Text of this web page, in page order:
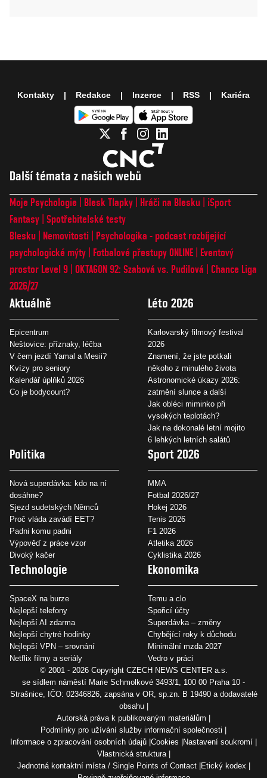
Další témata z našich webů
Moje Psychologie Blesk Tlapky Hráči na Blesku
iSport
Fantasy Spotřebitelské testy
Blesku
Nemovitosti
Psychologika - podcast rozbíjející
psychologické mýty
Fotbalové přestupy ONLINE
Eventový
prostor Level 9 OKTAGON 92: Szabová vs. Pudilová
Chance Liga
2026/27
Aktuálně
Epicentrum
Neštovice: příznaky, léčba
V čem jezdí Yamal a Mesii?
Kvízy pro seniory
Kalendář úplňků 2026
Co je bodycount?
Léto 2026
Karlovarský filmový festival
2026
Znamení, že jste potkali
někoho z minulého života
Astronomické úkazy 2026:
zatmění slunce a další
Jak obléci miminko při
vysokých teplotách?
Jak na dokonalé letní mojito
6 lehkých letních salátů
Politika
Nová superdávka: kdo na ní
dosáhne?
Sjezd sudetských Němců
Proč vláda zavádí EET?
Padni komu padni
Výpověď z práce vzor
Divoký kačer
Sport 2026
MMA
Fotbal 2026/27
Hokej 2026
Tenis 2026
F1 2026
Atletika 2026
Cyklistika 2026
Technologie
SpaceX na burze
Nejlepší telefony
Nejlepší AI zdarma
Nejlepší chytré hodinky
Nejlepší VPN – srovnání
Netflix filmy a seriály
Ekonomika
Temu a clo
Spořicí účty
Superdávka – změny
Chybějící roky k důchodu
Minimální mzda 2027
Vedro v práci
Kontakty Redakce Inzerce RSS Kariéra
© 2001 - 2026 Copyright CZECH NEWS CENTER a.s.
se sídlem náměstí Marie Schmolkové 3493/1, 100 00 Praha 10 -
Strašnice, IČO: 02346826, zapsána v OR, sp.zn. B 19490 a dodavatelé
obsahu
Autorská práva k publikovaným materiálům
Podmínky pro užívání služby informační společnosti
Informace o zpracování osobních údajů Cookies
Nastavení soukromí
Vlastnická struktura
Jednotná kontaktní místa / Single Points of Contact
Etický kodex